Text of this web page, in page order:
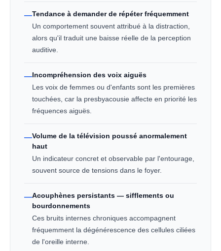
—Tendance à demander de répéter fréquemment
Un comportement souvent attribué à la distraction,
alors qu'il traduit une baisse réelle de la perception
auditive.
—Incompréhension des voix aiguës
Les voix de femmes ou d'enfants sont les premières
touchées, car la presbyacousie affecte en priorité les
fréquences aiguës.
—Volume de la télévision poussé anormalement
haut
Un indicateur concret et observable par l'entourage,
souvent source de tensions dans le foyer.
—Acouphènes persistants — sifflements ou
bourdonnements
Ces bruits internes chroniques accompagnent
fréquemment la dégénérescence des cellules ciliées
de l'oreille interne.